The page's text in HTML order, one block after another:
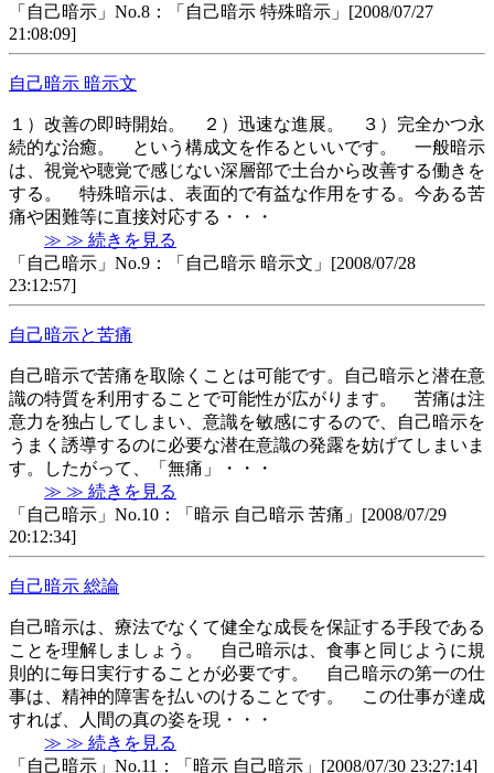
「自己暗示」No.8：「自己暗示 特殊暗示」[2008/07/27
21:08:09]
自己暗示 暗示文
１）改善の即時開始。 ２）迅速な進展。 ３）完全かつ永
続的な治癒。 という構成文を作るといいです。 一般暗示
は、視覚や聴覚で感じない深層部で土台から改善する働きを
する。 特殊暗示は、表面的で有益な作用をする。今ある苦
痛や困難等に直接対応する・・・
≫ ≫ 続きを見る
「自己暗示」No.9：「自己暗示 暗示文」[2008/07/28
23:12:57]
自己暗示と苦痛
自己暗示で苦痛を取除くことは可能です。自己暗示と潜在意
識の特質を利用することで可能性が広がります。 苦痛は注
意力を独占してしまい、意識を敏感にするので、自己暗示を
うまく誘導するのに必要な潜在意識の発露を妨げてしまいま
す。したがって、「無痛」・・・
≫ ≫ 続きを見る
「自己暗示」No.10：「暗示 自己暗示 苦痛」[2008/07/29
20:12:34]
自己暗示 総論
自己暗示は、療法でなくて健全な成長を保証する手段である
ことを理解しましょう。 自己暗示は、食事と同じように規
則的に毎日実行することが必要です。 自己暗示の第一の仕
事は、精神的障害を払いのけることです。 この仕事が達成
すれば、人間の真の姿を現・・・
≫ ≫ 続きを見る
「自己暗示」No.11：「暗示 自己暗示」[2008/07/30 23:27:14]